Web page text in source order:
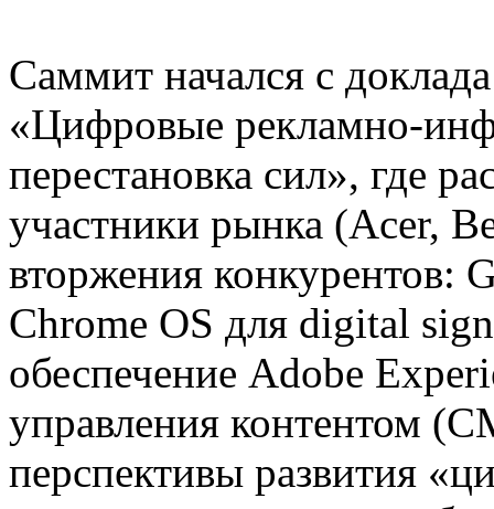
Саммит начался с
«Цифровые рекламно-
перестановка сил», где
участники рынка (Acer,
вторжения конкурентов:
Chrome OS для digital
обеспечение Adobe
управления контентом
перспективы развития